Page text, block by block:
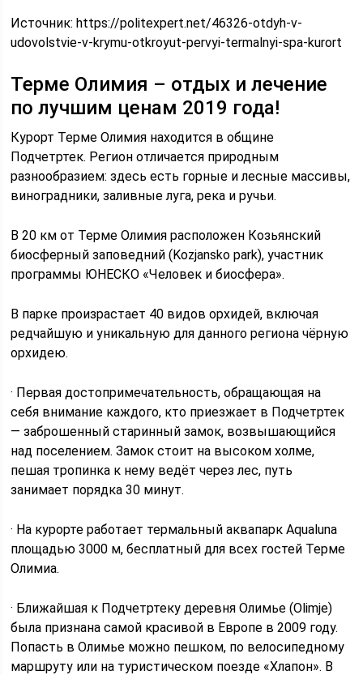
Источник:https://politexpert.net/46326-otdyh-v-
udovolstvie-v-krymu-otkroyut-pervyi-termalnyi-spa-kurort
Терме Олимия – отдых и лечение
по лучшим ценам 2019 года!
Курорт Терме Олимия находится в общине
Подчетртек. Регион отличается природным
разнообразием: здесь есть горные и лесные массивы,
виноградники, заливные луга, река и ручьи.
В 20 км от Терме Олимия расположен Козьянский
биосферный заповедний (Kozjansko park), участник
программы ЮНЕСКО «Человек и биосфера».
В парке произрастает 40 видов орхидей, включая
редчайшую и уникальную для данного региона чёрную
орхидею.
· Первая достопримечательность, обращающая на
себя внимание каждого, кто приезжает в Подчетртек
— заброшенный старинный замок, возвышающийся
над поселением. Замок стоит на высоком холме,
пешая тропинка к нему ведёт через лес, путь
занимает порядка 30 минут.
· На курорте работает термальный аквапарк Aqualuna
площадью 3000 м, бесплатный для всех гостей Терме
Олимиа.
· Ближайшая к Подчетртеку деревня Олимье (Olimje)
была признана самой красивой в Европе в 2009 году.
Попасть в Олимье можно пешком, по велосипедному
маршруту или на туристическом поезде «Хлапон». В